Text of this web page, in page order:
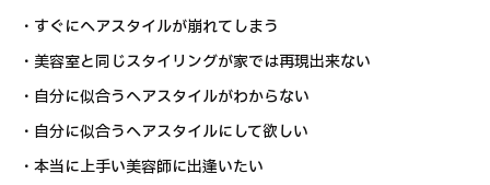
・すぐにヘアスタイルが崩れてしまう
・美容室と同じスタイリングが家では再現出来ない
・自分に似合うヘアスタイルがわからない
・自分に似合うヘアスタイルにして欲しい
・本当に上手い美容師に出逢いたい